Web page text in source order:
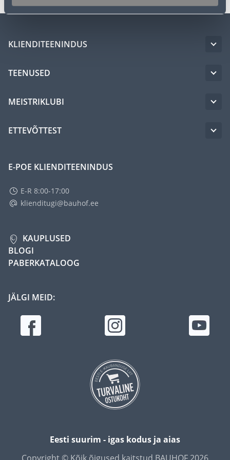
KLIENDITEENINDUS
TEENUSED
MEISTRIKLUBI
ETTEVÕTTEST
E-POE KLIENDITEENINDUS
E-R 8:00-17:00
klienditugi@bauhof.ee
KAUPLUSED
BLOGI
PABERKATALOOG
JÄLGI MEID:
Eesti suurim - igas kodus ja aias